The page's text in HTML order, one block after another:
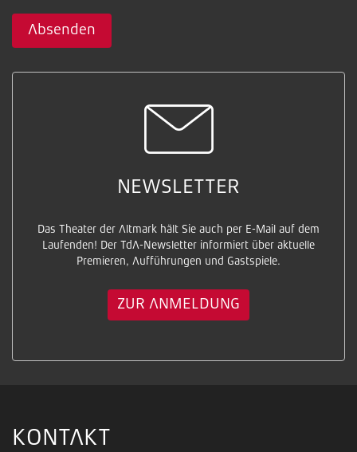
Absenden
NEWSLETTER
Das Theater der Altmark hält Sie auch per E-Mail auf dem
Laufenden! Der TdA-Newsletter informiert über aktuelle
Premieren, Aufführungen und Gastspiele.
ZUR ANMELDUNG
KONTAKT